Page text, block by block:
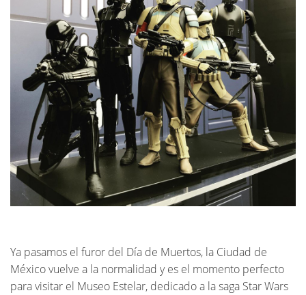
Ya pasamos el furor del Día de Muertos, la Ciudad de
México vuelve a la normalidad y es el momento perfecto
para visitar el Museo Estelar, dedicado a la saga Star Wars